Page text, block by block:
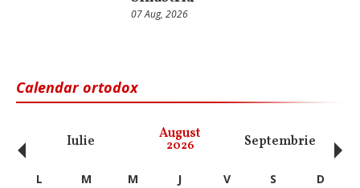
07 Aug, 2026
Calendar ortodox
Iulie August
2026 Septembrie
‹ L M M J V S
D